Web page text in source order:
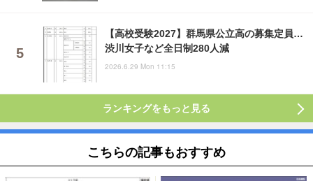
【高校受験2027】群馬県公立高の募集定員…
渋川女子など全日制280人減
2026.6.29 Mon 11:15
ランキングをもっと見る
こちらの記事もおすすめ